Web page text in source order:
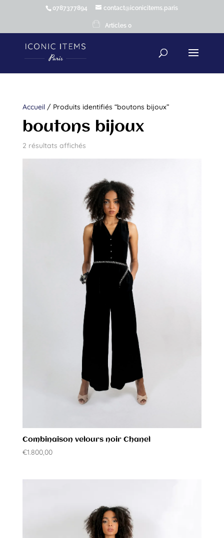
0787377894 contact@iconicitems.paris
Articles 0
Accueil/ Produits identifiés “boutons bijoux”
boutons bijoux
2 résultats affichés
Combinaison velours noir Chanel
€1.800,00